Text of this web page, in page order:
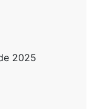
2025